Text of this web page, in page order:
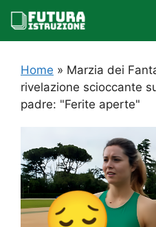
contenuto
Home » Marzia dei
rivelazione scioccante
padre: "Ferite aperte"